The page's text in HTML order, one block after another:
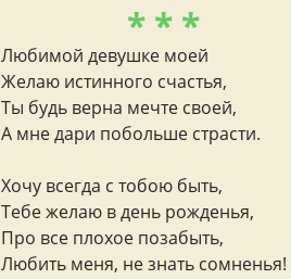
* * *
Любимой девушке моей
Желаю истинного счастья,
Ты будь верна мечте своей,
А мне дари побольше страсти.
Хочу всегда с тобою быть,
Тебе желаю в день рожденья,
Про все плохое позабыть,
Любить меня, не знать сомненья!